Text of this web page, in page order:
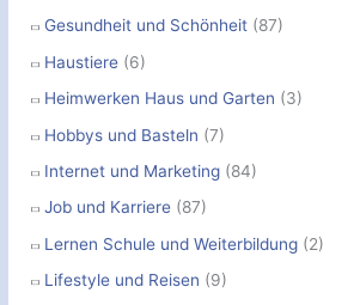
Gesundheit und Schönheit (87)
Haustiere (6)
Heimwerken Haus und Garten (3)
Hobbys und Basteln (7)
Internet und Marketing (84)
Job und Karriere (87)
Lernen Schule und Weiterbildung (2)
Lifestyle und Reisen (9)